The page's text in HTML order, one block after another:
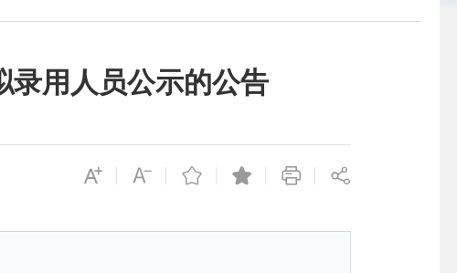
录用人员公示的公告